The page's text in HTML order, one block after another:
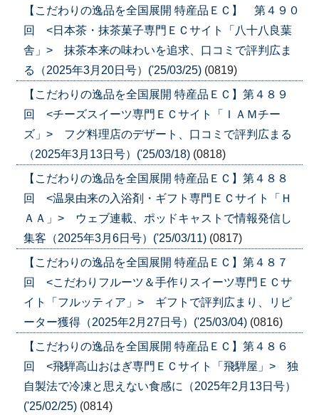
【こだわりの逸品を全国展開 特産品ＥＣ】 第４９０
回 <日本茶・抹茶菓子専門ＥＣサイト「八十八良葉
舎」> 抹茶本来の味わいを追求、口コミで評判広ま
る（2025年3月20日号）('25/03/25) (0819)
【こだわりの逸品を全国展開 特産品ＥＣ】第４８９
回 <チーズスイーツ専門ＥＣサイト「ＩＡＭチー
ズ」> フグ料理店のデザート、口コミで評判広まる
（2025年3月13日号）('25/03/18) (0818)
【こだわりの逸品を全国展開 特産品ＥＣ】第４８８
回 <温泉由来の入浴剤・ギフト専門ＥＣサイト「Ｈ
ＡＡ」> ウェブ連載、ポッドキャストで情報発信し
集客（2025年3月6日号）('25/03/11) (0817)
【こだわりの逸品を全国展開 特産品ＥＣ】第４８７
回 <こだわりフルーツ＆手作りスイーツ専門ＥＣサ
イト「フルッティア」> ギフトで評判広まり、リピ
ーター獲得（2025年2月27日号）('25/03/04) (0816)
【こだわりの逸品を全国展開 特産品ＥＣ】第４８６
回 <飛騨高山おはぎ専門ＥＣサイト「飛騨屋」> 独
自製法で冷凍と思えない食感に（2025年2月13日号）
('25/02/25) (0814)